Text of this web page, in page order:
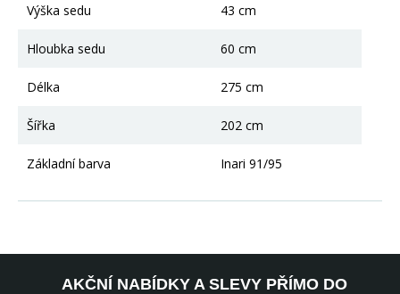
Výška sedu 43 cm
Hloubka sedu 60 cm
Délka 275 cm
Šířka 202 cm
Základní barva Inari 91/95
AKČNÍ NABÍDKY A SLEVY PŘÍMO DO